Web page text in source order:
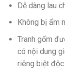
Dễ dàng lau
Không bị ẩm
Tranh gốm
có nội dung
riêng biệt độc